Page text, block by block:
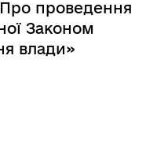
проведення
Законом
влади»